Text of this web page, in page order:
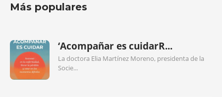
Más populares
‘Acompañar es cuidarR...
La doctora Elia Martínez Moreno, presidenta de la
Socie...